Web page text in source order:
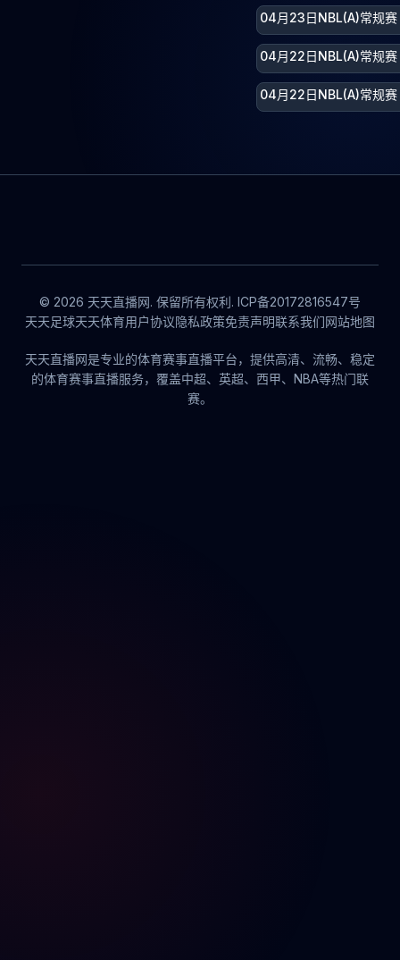
04月23日NBL(A)常规
04月22日NBL(A)常规
04月22日NBL(A)常规
© 2026 天天直播网. 保留所有权利. ICP备20172816547号
天天足球天天体育用户协议隐私政策免责声明联系我们网站地图
天天直播网是专业的体育赛事直播平台，提供高清、流畅、稳定
的体育赛事直播服务，覆盖中超、英超、西甲、NBA等热门联
赛。